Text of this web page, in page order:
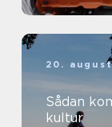
20.
Sådan
kultur